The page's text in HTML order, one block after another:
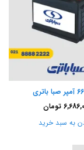
تومان
به سبد خرید